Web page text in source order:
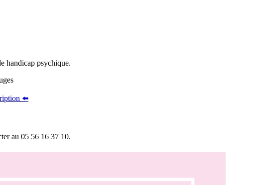
handicap psychique.
⬅️
au 05 56 16 37 10.